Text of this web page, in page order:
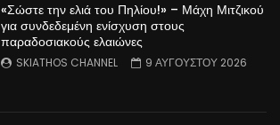
«Σώστε την ελιά του Πηλίου!» – Μάχη Μιτζικού
για συνδεδεμένη ενίσχυση στους
παραδοσιακούς ελαιώνες
SKIATHOS CHANNEL 9 ΑΥΓΟΥΣΤΟΥ 2026